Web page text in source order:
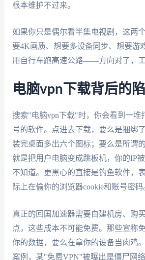
根本维护不过来。
如果你只是偶尔看半集电视剧，这两
要4K画质、想要多设备同步、想要游
用自行车跑高速公路——方向对了，工
电脑vpn下载背后的
搜索"电脑vpn下载"时，你会看到一堆
号的软件。点进去下载，要么是捆绑
装完桌面多出六个图标；要么是所谓
就是把用户电脑变成跳板机，你的IP
不知道。更黑心的直接是钓鱼软件，
际上在偷你的浏览器cookie和账号密码
真正的回国加速器需要自建机房、购
点，这些成本不可能免费。那些宣称
你的数据，要么在拿你的设备当肉鸡
案例，某"免费VPN"被曝出是僵尸网